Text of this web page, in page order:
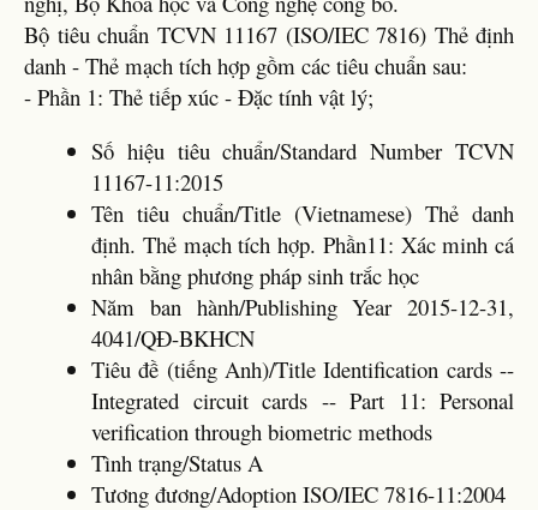
Bộ tiêu chuẩn TCVN 11167 (ISO/IEC 7816) Thẻ định
danh - Thẻ mạch tích hợp gồm các tiêu chuẩn sau:
- Phần 1: Thẻ tiếp xúc - Đặc tính vật lý;
Số hiệu tiêu chuẩn/Standard Number TCVN
11167-11:2015
Tên tiêu chuẩn/Title (Vietnamese) Thẻ danh
định. Thẻ mạch tích hợp. Phần11: Xác minh cá
nhân bằng phương pháp sinh trắc học
Năm ban hành/Publishing Year 2015-12-31,
4041/QĐ-BKHCN
Tiêu đề (tiếng Anh)/Title Identification cards --
Integrated circuit cards -- Part 11: Personal
verification through biometric methods
Tình trạng/Status A
Tương đương/Adoption ISO/IEC 7816-11:2004